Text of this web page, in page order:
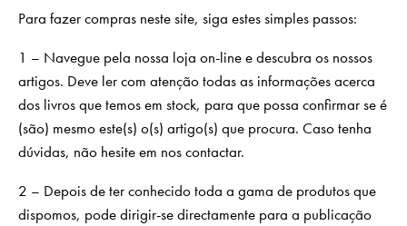
Para fazer compras neste site, siga estes simples passos:
1 – Navegue pela nossa loja on-line e descubra os nossos
artigos. Deve ler com atenção todas as informações acerca
dos livros que temos em stock, para que possa confirmar se é
(são) mesmo este(s) o(s) artigo(s) que procura. Caso tenha
dúvidas, não hesite em nos contactar.
2 – Depois de ter conhecido toda a gama de produtos que
dispomos, pode dirigir-se directamente para a publicação